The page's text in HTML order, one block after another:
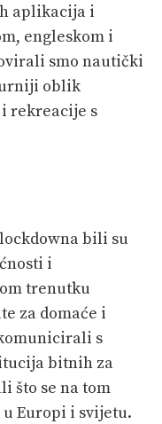
aplikacija i
engleskom i
smo nautički
oblik
rekreacije s
bili su
i
trenutku
za domaće i
s
bitnih za
što se na tom
Europi i svijetu.